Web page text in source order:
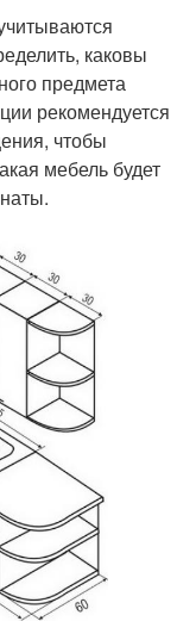
каковы
предмета
рекомендуется
чтобы
мебель будет